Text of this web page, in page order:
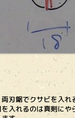
刃鋸でクサビを入れ
入れるのは真剣にや